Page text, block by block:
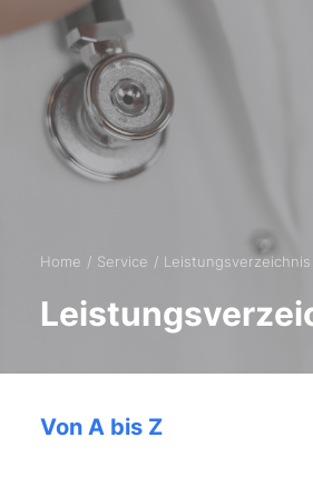
Home Service Leistungsverzeichnis
Von A bis Z